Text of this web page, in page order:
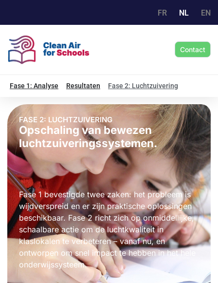
FR NL EN
Contact
Fase 1: Analyse Resultaten Fase 2: Luchtzuivering
FASE 2: LUCHTZUIVERING
Opschaling van bewezen
luchtzuiveringssystemen.
Fase 1 bevestigde twee zaken: het probleem is
wijdverspreid en er zijn praktische oplossingen
beschikbaar. Fase 2 richt zich op onmiddellijke,
schaalbare actie om de luchtkwaliteit in
klaslokalen te verbeteren – vanaf nu, en
ontworpen om snel impact te hebben in het hele
onderwijssysteem.